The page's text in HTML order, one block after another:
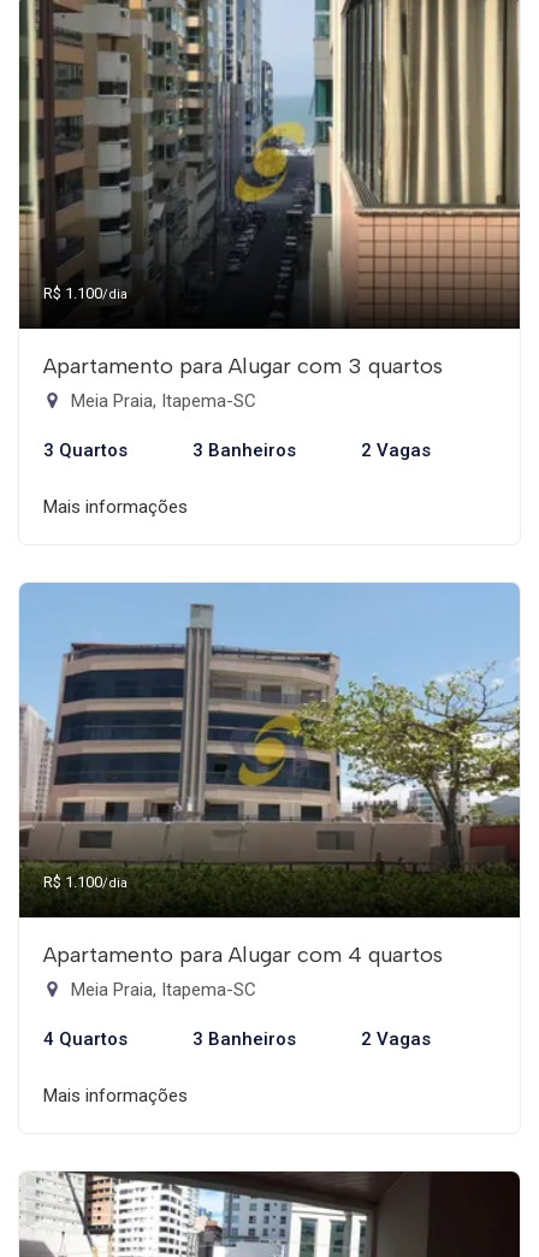
R$ 1.100/dia
Apartamento para Alugar com 3 quartos
Meia Praia, Itapema-SC
3 Quartos 3 Banheiros 2 Vagas
Mais informações
R$ 1.100/dia
Apartamento para Alugar com 4 quartos
Meia Praia, Itapema-SC
4 Quartos 3 Banheiros 2 Vagas
Mais informações